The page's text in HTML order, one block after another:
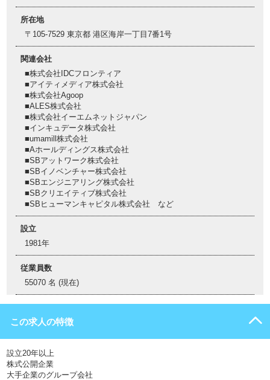
所在地
〒105-7529 東京都 港区海岸一丁目7番1号
関連会社
■株式会社IDCフロンティア
■アイティメディア株式会社
■株式会社Agoop
■ALES株式会社
■株式会社イーエムネットジャパン
■インキュデータ株式会社
■umamill株式会社
■Aホールディングス株式会社
■SBアットワーク株式会社
■SBイノベンチャー株式会社
■SBエンジニアリング株式会社
■SBクリエイティブ株式会社
■SBヒューマンキャピタル株式会社 など
設立
1981年
従業員数
55070 名 (現在)
この求人の特徴
設立20年以上
株式公開企業
大手企業のグループ会社